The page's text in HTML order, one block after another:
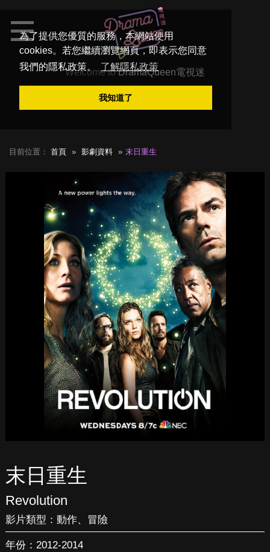
為了提供您優質的服務，本網站使用
cookies。若您繼續瀏覽網頁，即表示您同意
我們的隱私政策。
了解隱私政策
我知道了
Welcome toDramaQueen電視迷
目前位置： 首頁 影劇資料 末日重生
末日重生
Revolution
影片類型： 動作、 冒險
年份：2012-2014